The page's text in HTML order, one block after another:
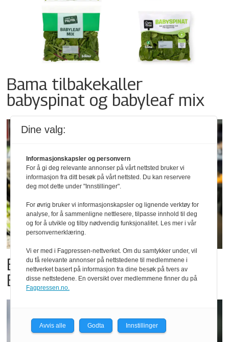
Bama tilbakekaller
babyspinat og babyleaf mix
Billigbonanza da Norge slo
Elfenbenkysten
Dine valg:
Informasjonskapsler og personvern
For å gi deg relevante annonser på vårt nettsted bruker vi
informasjon fra ditt besøk på vårt nettsted. Du kan reservere
deg mot dette under "Innstillinger".
For øvrig bruker vi informasjonskapsler og lignende verktøy for
analyse, for å sammenligne nettlesere, tilpasse innhold til deg
og for å utvikle og tilby nødvendig funksjonalitet. Les mer i vår
personvernerklæring.
Vi er med i Fagpressen-nettverket. Om du samtykker under, vil
du få relevante annonser på nettstedene til medlemmene i
nettverket basert på informasjon fra dine besøk på tvers av
disse nettstedene. En oversikt over medlemmene finner du på
Fagpressen.no.
Avvis alle Godta Innstillinger